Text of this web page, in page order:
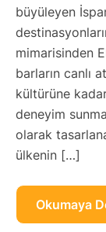
büyüleyen
mimarisinden
barların canlı
kültürüne
deneyim
olarak
ülkenin […]
Okumaya